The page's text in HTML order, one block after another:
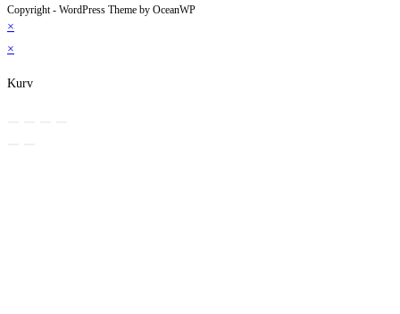
Copyright - WordPress Theme by OceanWP
×
×
Kurv